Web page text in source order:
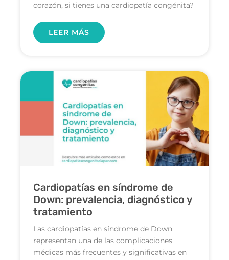
corazón, si tienes una cardiopatía congénita?
LEER MÁS
Cardiopatías en síndrome de
Down: prevalencia, diagnóstico y
tratamiento
Las cardiopatías en síndrome de Down
representan una de las complicaciones
médicas más frecuentes y significativas en